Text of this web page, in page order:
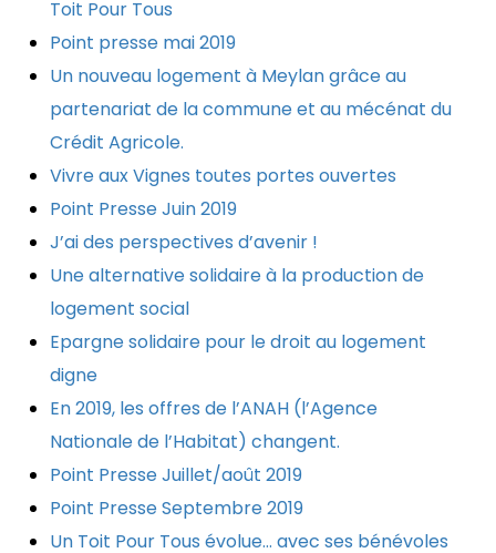
Toit Pour Tous
Point presse mai 2019
Un nouveau logement à Meylan grâce au
partenariat de la commune et au mécénat du
Crédit Agricole.
Vivre aux Vignes toutes portes ouvertes
Point Presse Juin 2019
J’ai des perspectives d’avenir !
Une alternative solidaire à la production de
logement social
Epargne solidaire pour le droit au logement
digne
En 2019, les offres de l’ANAH (l’Agence
Nationale de l’Habitat) changent.
Point Presse Juillet/août 2019
Point Presse Septembre 2019
Un Toit Pour Tous évolue… avec ses bénévoles